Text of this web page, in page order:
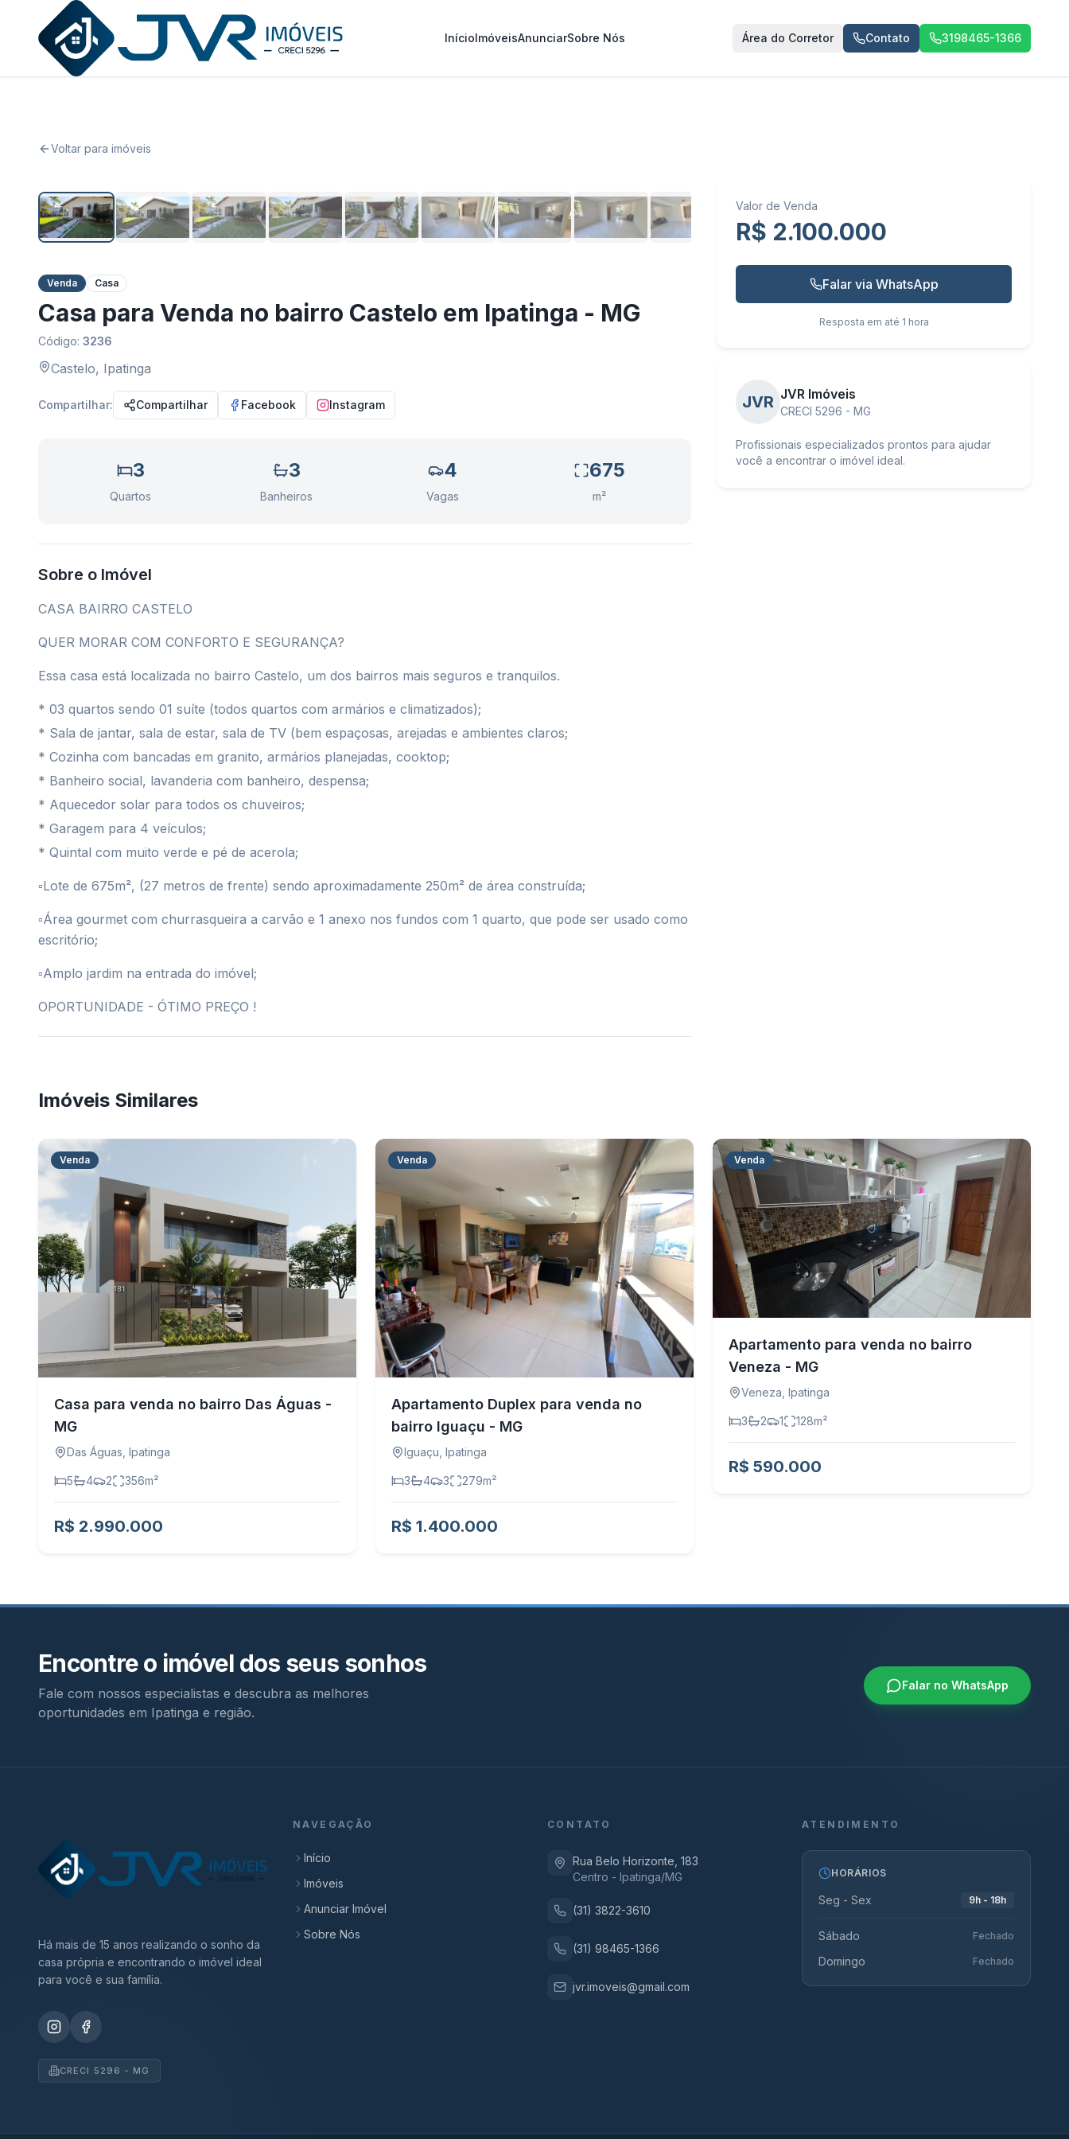
JVR Imóveis
InícioImóveisAnunciarSobre Nós Área do Corretor Contato 3198465-1366
Voltar para imóveis
Venda Casa
Casa para Venda no bairro Castelo em Ipatinga - MG
Código: 3236
Castelo, Ipatinga
Compartilhar: Compartilhar Facebook Instagram
3
Quartos
3
Banheiros
4
Vagas
675
m²
Sobre o Imóvel
CASA BAIRRO CASTELO
QUER MORAR COM CONFORTO E SEGURANÇA?
Essa casa está localizada no bairro Castelo, um dos bairros mais seguros e tranquilos.
* 03 quartos sendo 01 suíte (todos quartos com armários e climatizados);
* Sala de jantar, sala de estar, sala de TV (bem espaçosas, arejadas e ambientes claros;
* Cozinha com bancadas em granito, armários planejadas, cooktop;
* Banheiro social, lavanderia com banheiro, despensa;
* Aquecedor solar para todos os chuveiros;
* Garagem para 4 veículos;
* Quintal com muito verde e pé de acerola;
▫️Lote de 675m², (27 metros de frente) sendo aproximadamente 250m² de área construída;
▫️Área gourmet com churrasqueira a carvão e 1 anexo nos fundos com 1 quarto, que pode ser usado como
escritório;
▫️Amplo jardim na entrada do imóvel;
OPORTUNIDADE - ÓTIMO PREÇO !
Valor de Venda
R$ 2.100.000
Falar via WhatsApp
Resposta em até 1 hora
JVR JVR Imóveis
CRECI 5296 - MG
Profissionais especializados prontos para ajudar
você a encontrar o imóvel ideal.
Imóveis Similares
Venda
Casa para venda no bairro Das Águas -
MG
Das Águas Ipatinga
5 4 2 356m²
R$ 2.990.000
Venda
Apartamento Duplex para venda no
bairro Iguaçu - MG
Iguaçu Ipatinga
3 4 3 279m²
R$ 1.400.000
Venda
Apartamento para venda no bairro
Veneza - MG
Veneza Ipatinga
3 2 1 128m²
R$ 590.000
Encontre o imóvel dos seus sonhos
Fale com nossos especialistas e descubra as melhores
oportunidades em Ipatinga e região.
Falar no WhatsApp
Há mais de 15 anos realizando o sonho da
casa própria e encontrando o imóvel ideal
para você e sua família.
CRECI 5296 - MG
NAVEGAÇÃO
Início
Imóveis
Anunciar Imóvel
Sobre Nós
CONTATO
Rua Belo Horizonte, 183
Centro - Ipatinga/MG
(31) 3822-3610
(31) 98465-1366
jvr.imoveis@gmail.com
ATENDIMENTO
HORÁRIOS
Seg - Sex 9h - 18h
Sábado Fechado
Domingo Fechado